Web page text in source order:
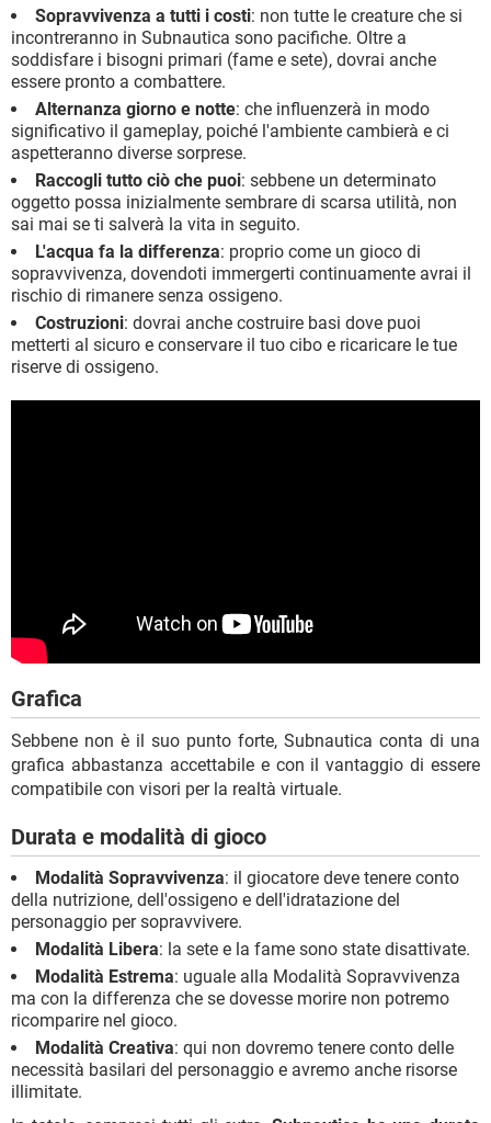
Sopravvivenza a tutti i costi: non tutte le creature che si
incontreranno in Subnautica sono pacifiche. Oltre a
soddisfare i bisogni primari (fame e sete), dovrai anche
essere pronto a combattere.
Alternanza giorno e notte: che influenzerà in modo
significativo il gameplay, poiché l'ambiente cambierà e ci
aspetteranno diverse sorprese.
Raccogli tutto ciò che puoi: sebbene un determinato
oggetto possa inizialmente sembrare di scarsa utilità, non
sai mai se ti salverà la vita in seguito.
L'acqua fa la differenza: proprio come un gioco di
sopravvivenza, dovendoti immergerti continuamente avrai il
rischio di rimanere senza ossigeno.
Costruzioni: dovrai anche costruire basi dove puoi
metterti al sicuro e conservare il tuo cibo e ricaricare le tue
riserve di ossigeno.
Grafica
Sebbene non è il suo punto forte, Subnautica conta di una
grafica abbastanza accettabile e con il vantaggio di essere
compatibile con visori per la realtà virtuale.
Durata e modalità di gioco
Modalità Sopravvivenza: il giocatore deve tenere conto
della nutrizione, dell'ossigeno e dell'idratazione del
personaggio per sopravvivere.
Modalità Libera: la sete e la fame sono state disattivate.
Modalità Estrema: uguale alla Modalità Sopravvivenza
ma con la differenza che se dovesse morire non potremo
ricomparire nel gioco.
Modalità Creativa: qui non dovremo tenere conto delle
necessità basilari del personaggio e avremo anche risorse
illimitate.